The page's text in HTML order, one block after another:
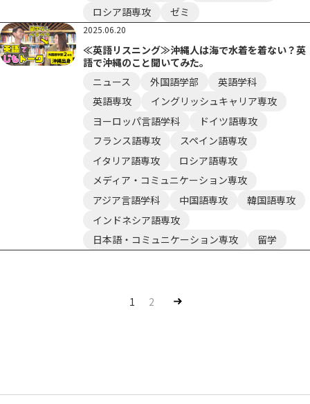
ロシア語専攻
ゼミ
2025.06.20
≪英語リスニング≫沖縄人は海で水着を着ない？英
語で沖縄のこと聞いてみた。
ニュース
外国語学部
英語学科
英語専攻
イングリッシュキャリア専攻
ヨーロッパ言語学科
ドイツ語専攻
フランス語専攻
スペイン語専攻
イタリア語専攻
ロシア語専攻
メディア・コミュニケーション専攻
アジア言語学科
中国語専攻
韓国語専攻
インドネシア語専攻
日本語・コミュニケーション専攻
留学
1 2 Nex